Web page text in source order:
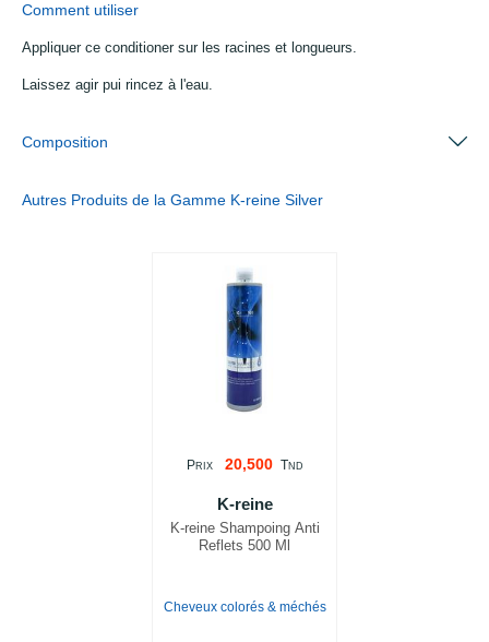
Comment utiliser
Appliquer ce conditioner sur les racines et longueurs.
Laissez agir pui rincez à l'eau.
Composition
Autres Produits de la Gamme K-reine Silver
PRIX 20,500 TND
K-reine
K-reine Shampoing Anti
Reflets 500 Ml
Cheveux colorés & méchés